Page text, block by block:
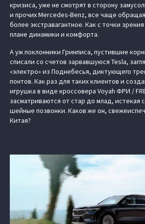
кризиса, уже не смотрят в сторону
и прочих Mercedes-Benz, все чаще
более экстравагантное. Как с точки
плане динамики и комфорта.
А уж поклонники Гринписа, пустившие
списали со счетов зарвавшуюся Tesla,
«электро» из Поднебесья, диктующего
понтов. Как раз для таких клиентов и
игрушка в виде кроссовера Voyah ФРИ /
засматриваются от стар до млад, истекая
шейные позвонки. Каков же он,
Китая?